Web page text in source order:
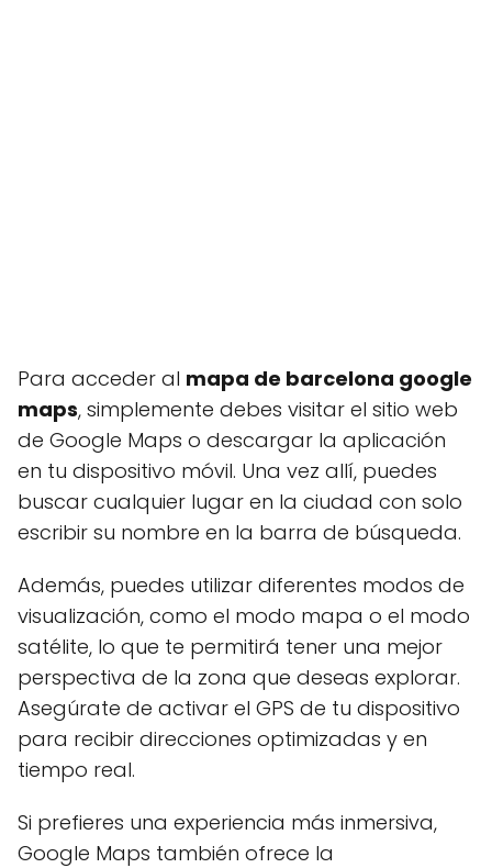
Para acceder al mapa de barcelona google
maps, simplemente debes visitar el sitio web
de Google Maps o descargar la aplicación
en tu dispositivo móvil. Una vez allí, puedes
buscar cualquier lugar en la ciudad con solo
escribir su nombre en la barra de búsqueda.
Además, puedes utilizar diferentes modos de
visualización, como el modo mapa o el modo
satélite, lo que te permitirá tener una mejor
perspectiva de la zona que deseas explorar.
Asegúrate de activar el GPS de tu dispositivo
para recibir direcciones optimizadas y en
tiempo real.
Si prefieres una experiencia más inmersiva,
Google Maps también ofrece la